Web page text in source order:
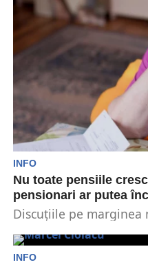
putea...
INFO
Nu toate pensiile
pensionari ar putea
Discuțiile pe
potrivit căruia,...
INFO